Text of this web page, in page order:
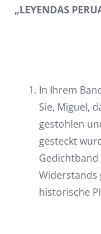
„LEYENDAS
In Ihrem
Sie, Miguel,
gestohlen
gesteckt
Widerstands
historische